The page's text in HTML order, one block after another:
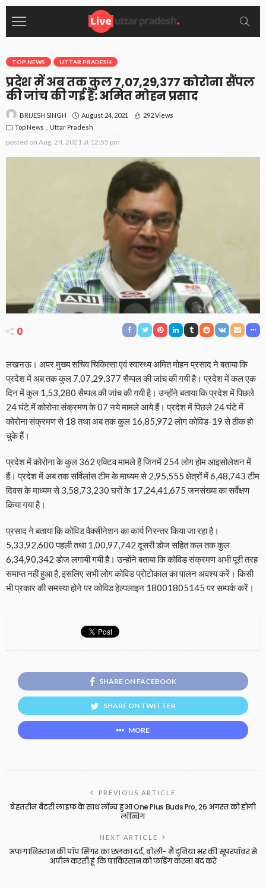
TOP NEWS UTTAR PRADESH
प्रदेश में अब तक कुल 7,07,29,377 कोरोना सैंपल
की जांच की गई है: अमित मोहन प्रसाद
BRIJESH SINGH August 24, 2021
292 Views
Top News
Uttar Pradesh
posted on Aug. 24, 2021 at 12:55 pm
0
लखनऊ। अपर मुख्य सचिव चिकित्सा एवं स्वास्थ्य अमित मोहन प्रसाद ने बताया कि
प्रदेश में अब तक कुल 7,07,29,377 सैम्पल की जांच की गयी है। प्रदेश में कल एक
दिन में कुल 1,53,280 सैम्पल की जांच की गयी है। उन्होंने बताया कि प्रदेश में पिछले
24 घंटे में कोरोना संक्रमण के 07 नये मामले आये हैं। प्रदेश में पिछले 24 घंटे में
कोरोना संक्रमण से 18 तथा अब तक कुल 16,85,972 लोग कोविड-19 से ठीक हो
चुके हैं।
प्रदेश में कोरोना के कुल 362 एक्टिव मामले हैं जिनमें 254 लोग होम आइसोलेशन में
हैं। प्रदेश में अब तक सर्विलांस टीम के माध्यम से 2,95,555 क्षेत्रों में 6,48,743 टीम
दिवस के माध्यम से 3,58,73,230 घरों के 17,24,41,675 जनसंख्या का सर्वेक्षण
किया गया है।
प्रसाद ने बताया कि कोविड वैक्सीनेशन का कार्य निरन्तर किया जा रहा है।
5,33,92,600 पहली तथा 1,00,97,742 दूसरी डोज सहित कल तक कुल
6,34,90,342 डोज लगायी गयी है। उन्होंने बताया कि कोविड संक्रमण अभी पूरी तरह
समाप्त नहीं हुआ है, इसलिए सभी लोग कोविड प्रोटोकाल का पालन अवश्य करें। किसी
भी प्रकार की समस्या होने पर कोविड हेल्पलाइन 18001805145 पर सम्पर्क करें।
SHARE ON FACEBOOK
SHARE ON TWITTER
MORE
PREVIOUS ARTICLE
बेहतरीन बैटरी लाइफ के साथ लॉन्च हुआ One Plus Buds Pro, 26 अगस्त को होगी
लॉन्चिग
NEXT ARTICLE
अफगानिस्तान की पॉप सिंगर का छलका दर्द, बोली- मैं दुनिया भर की सूपरपॉवर से
अपील करती हूं कि पाकिस्तान को फंडिंग करना बंद करे